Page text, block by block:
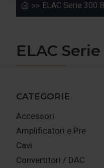
ELAC Serie 300
ELAC
CATEGORIE
Accessori
Amplificatori e Pre
Cavi
Convertitori / DAC